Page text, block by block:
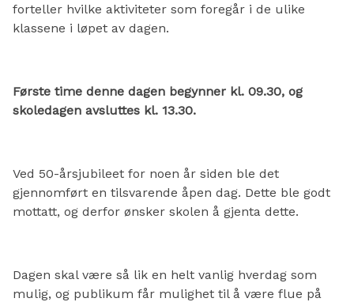
forteller hvilke aktiviteter som foregår i de ulike
klassene i løpet av dagen.
Første time denne dagen begynner kl. 09.30, og
skoledagen avsluttes kl. 13.30.
Ved 50-årsjubileet for noen år siden ble det
gjennomført en tilsvarende åpen dag. Dette ble godt
mottatt, og derfor ønsker skolen å gjenta dette.
Dagen skal være så lik en helt vanlig hverdag som
mulig, og publikum får mulighet til å være flue på